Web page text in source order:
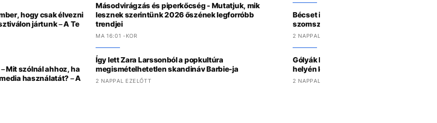
hogy csak élvezni
jártunk – A Te
Mit szólnál ahhoz, ha
használatát? – A
Másodvirágzás és piperkőcség - Mutatjuk, mik
lesznek szerintünk 2026 őszének legforróbb
trendjei
MA 16:01 -KOR
Így lett Zara Larssonból a popkultúra
megismételhetetlen skandináv Barbie-ja
2 NAPPAL EZELŐTT
Bécset is sújtja a hőhullám, így küzdenek
szomszédban
2 NAPPAL EZELŐTT
Gólyák lepték el az egykori kiskunhalasi
helyén kialakult tavat
2 NAPPAL EZELŐTT